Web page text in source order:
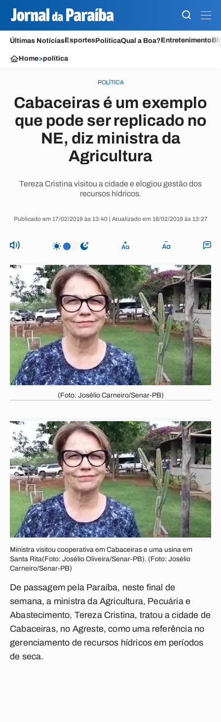
Últimas NotíciasEsportesPolíticaQual a Boa?Entretenimento
Home>política
POLÍTICA
Cabaceiras é um exemplo
que pode ser replicado no
NE, diz ministra da
Agricultura
Tereza Cristina visitou a cidade e elogiou gestão dos
recursos hídricos.
Publicado em 17/02/2019 às 13:40 | Atualizado em 18/02/2019 às 13:27
(Foto: Josélio Carneiro/Senar-PB)
Ministra visitou cooperativa em Cabaceiras e uma usina em
Santa Rita(Foto: Josélio Oliveira/Senar-PB). (Foto: Josélio
Carneiro/Senar-PB)
De passagem pela Paraíba, neste final de
semana, a ministra da Agricultura, Pecuária e
Abastecimento, Tereza Cristina, tratou a cidade de
Cabaceiras, no Agreste, como uma referência no
gerenciamento de recursos hídricos em períodos
de seca.